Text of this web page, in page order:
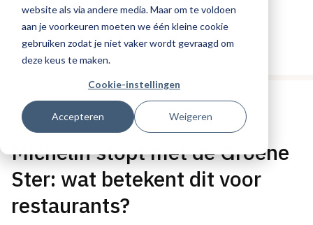
website als via andere media. Maar om te voldoen
aan je voorkeuren moeten we één kleine cookie
gebruiken zodat je niet vaker wordt gevraagd om
deze keus te maken.
Cookie-instellingen
Accepteren Weigeren
Tags:duurzaamheid,michelin
Gepubliceerd op: 21 mei 2026
Michelin stopt met de Groene
Ster: wat betekent dit voor
restaurants?